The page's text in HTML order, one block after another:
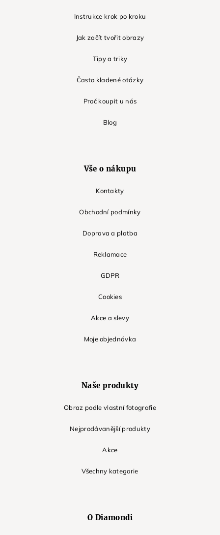
Instrukce krok po kroku
Jak začít tvořit obrazy
Tipy a triky
Často kladené otázky
Proč koupit u nás
Blog
Vše o nákupu
Kontakty
Obchodní podmínky
Doprava a platba
Reklamace
GDPR
Cookies
Akce a slevy
Moje objednávka
Naše produkty
Obraz podle vlastní fotografie
Nejprodávanější produkty
Akce
Všechny kategorie
O Diamondi